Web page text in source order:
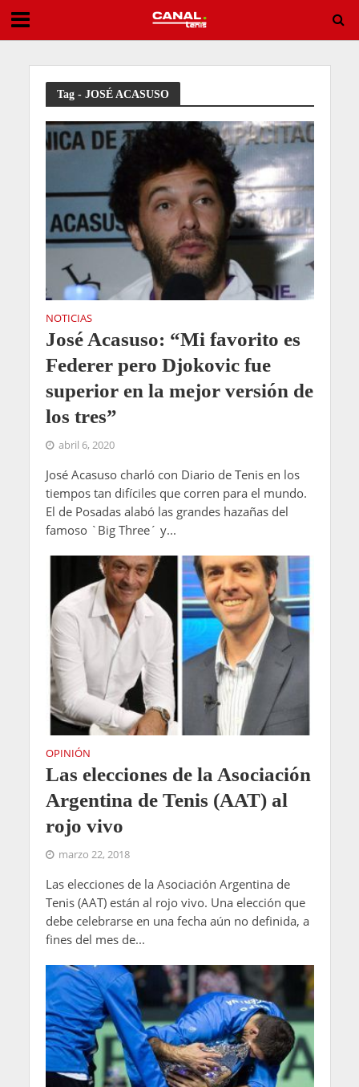
Sai Gante: “Mi gran meta en este deporte sería jugar Wimbledon”
Tag - JOSÉ ACASUSO
NOTICIAS
José Acasuso: “Mi favorito es
Federer pero Djokovic fue
superior en la mejor versión de
los tres”
abril 6, 2020
José Acasuso charló con Diario de Tenis en los
tiempos tan difíciles que corren para el mundo.
El de Posadas alabó las grandes hazañas del
famoso `Big Three´ y...
OPINIÓN
Las elecciones de la Asociación
Argentina de Tenis (AAT) al
rojo vivo
marzo 22, 2018
Las elecciones de la Asociación Argentina de
Tenis (AAT) están al rojo vivo. Una elección que
debe celebrarse en una fecha aún no definida, a
fines del mes de...